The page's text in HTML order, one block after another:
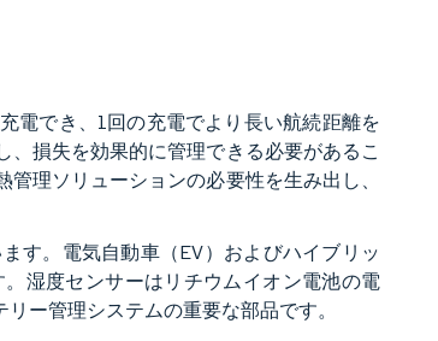
電でき、1回の充電でより長い航続距離を
損失を効果的に管理できる必要があるこ
理ソリューションの必要性を生み出し、
す。電気自動車（EV）およびハイブリッ
湿度センサーはリチウムイオン電池の電
ー管理システムの重要な部品です。